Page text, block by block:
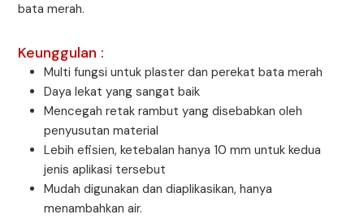
bata merah.
Keunggulan :
Multi fungsi untuk plaster dan perekat bata merah
Daya lekat yang sangat baik
Mencegah retak rambut yang disebabkan oleh
penyusutan material
Lebih efisien, ketebalan hanya 10 mm untuk kedua
jenis aplikasi tersebut
Mudah digunakan dan diaplikasikan, hanya
menambahkan air.